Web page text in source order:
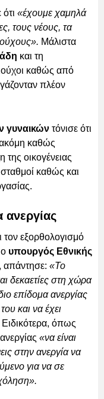
«έχουμε χαμηλά
τους νέους, τα
Μάλιστα
και τη
καθώς από
πλέον
γυναικών τόνισε ότι
καθώς
της οικογένειας
καθώς και
ανεργίας
τον εξορθολογισμό
υπουργός Εθνικής
, απάντησε: «Το
δεκαετίες στη χώρα
επίδομα ανεργίας
και να έχει
Ειδικότερα, όπως
«να είναι
στην ανεργία να
για να σε